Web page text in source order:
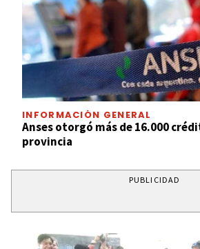
INFORMACIÓN GENERAL
Anses otorgó más de 16.000
provincia
PUBLICIDAD